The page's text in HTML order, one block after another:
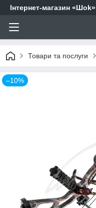
Інтернет-магазин «Шоk»
Товари та послуги
–10%